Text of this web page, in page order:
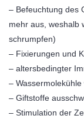
– Befeuchtung des
mehr aus, weshalb
schrumpfen)
– Fixierungen und
– altersbedingter
–
– Giftstoffe
– Stimulation der